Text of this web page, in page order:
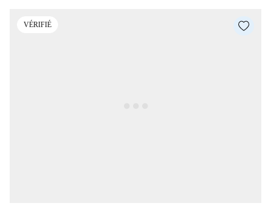
VÉRIFIÉ